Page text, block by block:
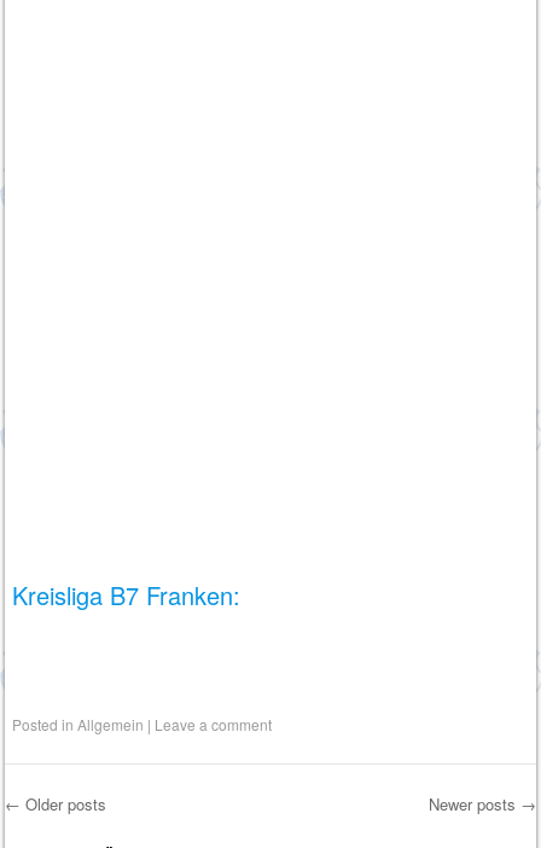
Kreisliga B7 Franken:
Posted inAllgemein | Leave a comment
← Older posts Newer posts →